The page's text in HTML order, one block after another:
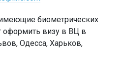
биометрических
оформить визу в ВЦ в
Одесса, Харьков,